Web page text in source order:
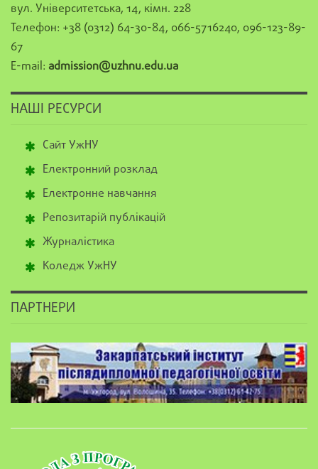
вул. Університетська, 14, кімн. 228
Телефон: +38 (0312) 64-30-84, 066-5716240, 096-123-89-
67
E-mail: admission@uzhnu.edu.ua
НАШІ РЕСУРСИ
Сайт УжНУ
Електронний розклад
Електронне навчання
Репозитарій публікацій
Журналістика
Коледж УжНУ
ПАРТНЕРИ